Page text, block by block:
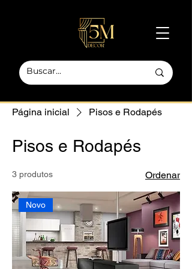
Página inicial Pisos e Rodapés
Pisos e Rodapés
3 produtos Ordenar
Novo